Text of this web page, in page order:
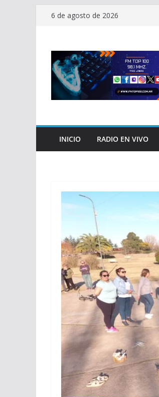
Saltar6 de agosto de 2026
INICIO RADIO EN VIVO